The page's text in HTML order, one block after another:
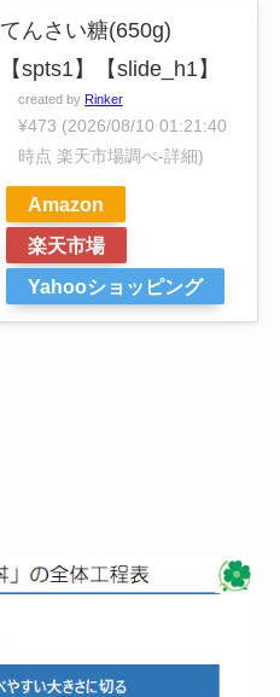
てんさい糖(650g)
【spts1】【slide_h1】
created by Rinker
¥473 (2026/08/10 01:21:40
時点 楽天市場調べ-詳細)
Amazon
楽天市場
Yahooショッピング